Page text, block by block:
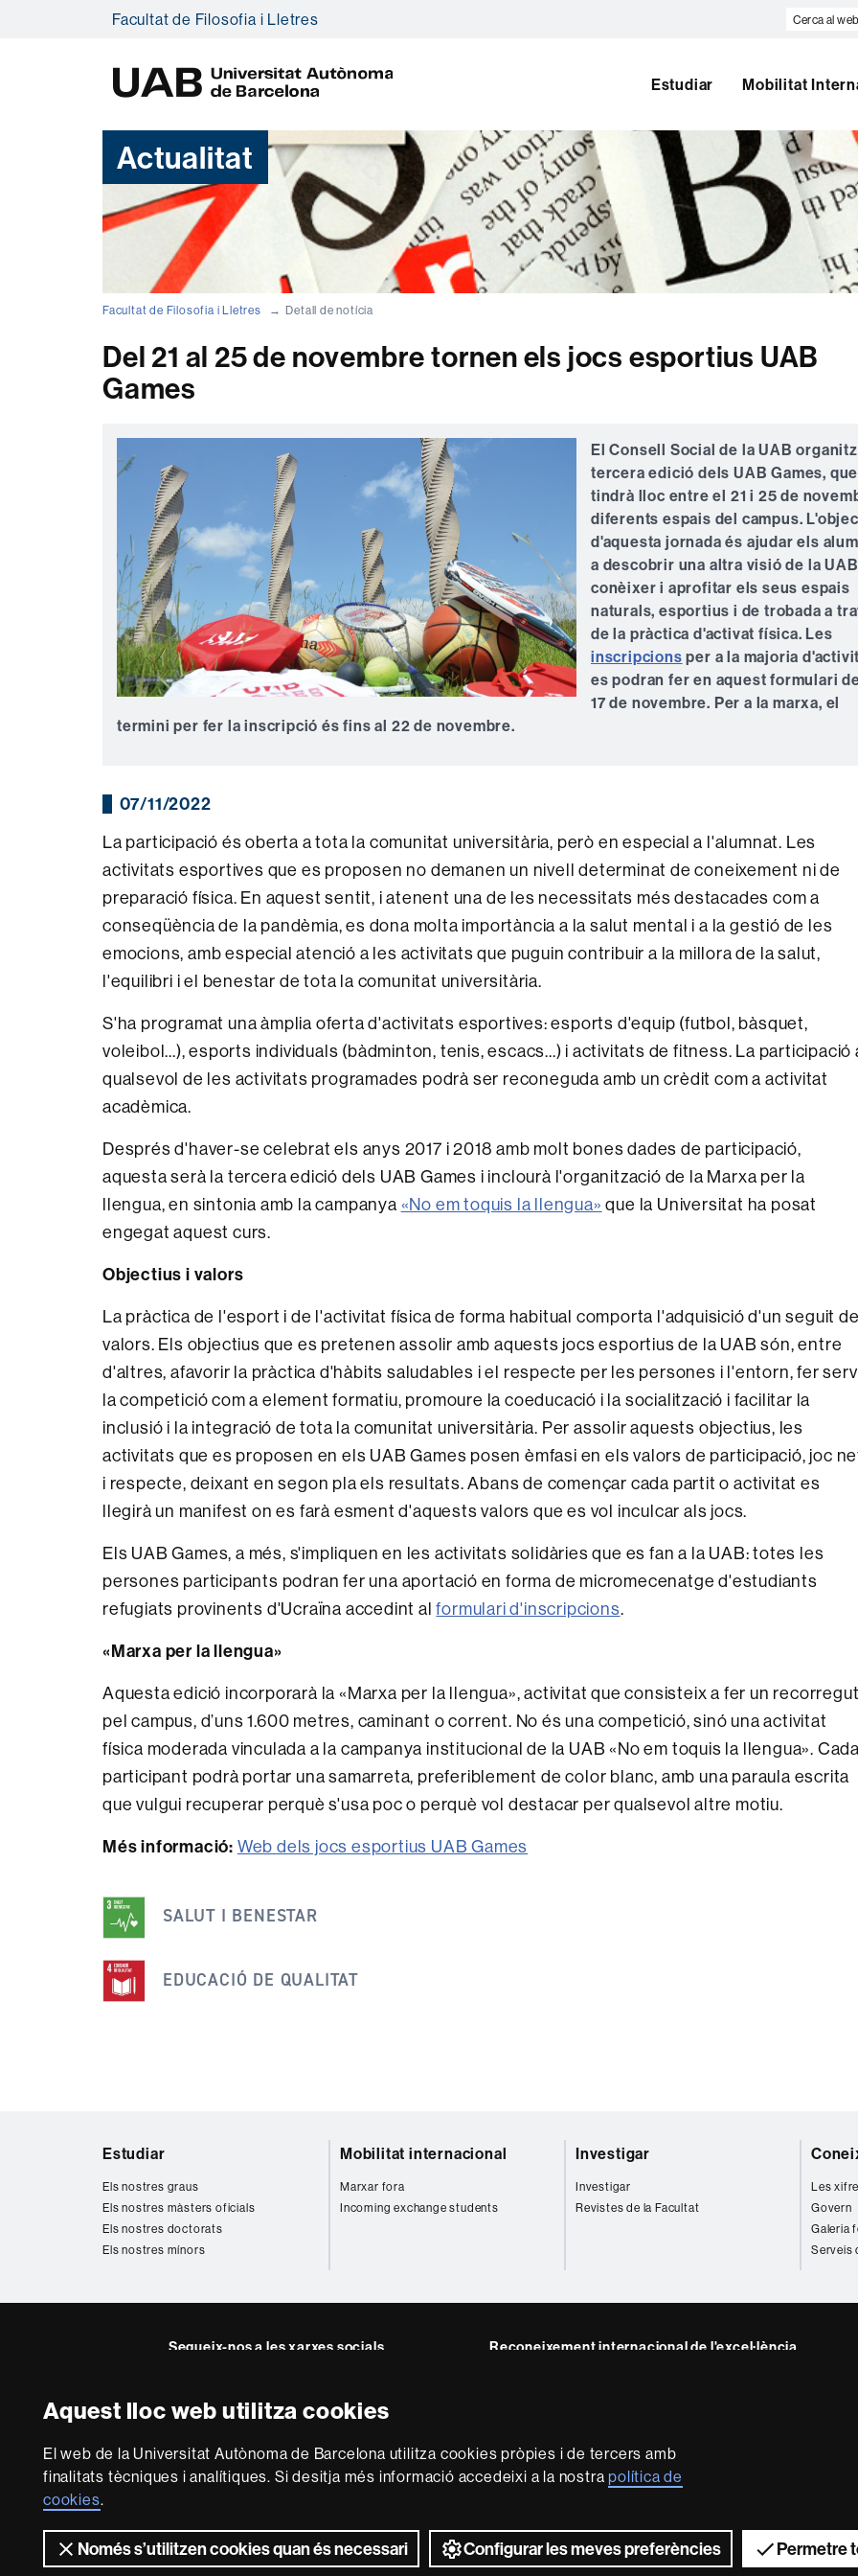
Aquest lloc web utilitza cookies
El web de la Universitat Autònoma de Barcelona utilitza cookies pròpies i de tercers amb
finalitats tècniques i analítiques. Si desitja més informació accedeixi a la nostrapolítica de
cookies.
Només s’utilitzen cookies quan és necessari Configurar les meves preferències Permetre
Facultat de Filosofia i Lletres
Cerca
A
Estudiar Mobilitat
Actualitat
Facultat de Filosofia i Lletres Detall de notícia
Del 21 al 25 de novembre tornen els jocs esportius UAB
Games
El Consell Social de la UAB
tercera edició dels UAB Games, que
tindrà lloc entre el 21 i 25 de
diferents espais del campus.
d'aquesta jornada és ajudar els
a descobrir una altra visió de la
conèixer i aprofitar els seus espais
naturals, esportius i de trobada a
de la pràctica d'activat física. Les
inscripcions per a la majoria
es podran fer en aquest formulari
17 de novembre. Per a la marxa, el
termini per fer la inscripció és fins al 22 de novembre.
07/11/2022
La participació és oberta a tota la comunitat universitària, però en especial a l'alumnat. Les
activitats esportives que es proposen no demanen un nivell determinat de coneixement ni de
preparació física. En aquest sentit, i atenent una de les necessitats més destacades com a
conseqüència de la pandèmia, es dona molta importància a la salut mental i a la gestió de les
emocions, amb especial atenció a les activitats que puguin contribuir a la millora de la salut,
l'equilibri i el benestar de tota la comunitat universitària.
S'ha programat una àmplia oferta d'activitats esportives: esports d'equip (futbol, bàsquet,
voleibol...), esports individuals (bàdminton, tenis, escacs...) i activitats de fitness. La participació
qualsevol de les activitats programades podrà ser reconeguda amb un crèdit com a activitat
acadèmica.
Després d'haver-se celebrat els anys 2017 i 2018 amb molt bones dades de participació,
aquesta serà la tercera edició dels UAB Games i inclourà l'organització de la Marxa per la
llengua, en sintonia amb la campanya «No em toquis la llengua» que la Universitat ha posat
engegat aquest curs.
Objectius i valors
La pràctica de l'esport i de l'activitat física de forma habitual comporta l'adquisició d'un seguit
valors. Els objectius que es pretenen assolir amb aquests jocs esportius de la UAB són, entre
d'altres, afavorir la pràctica d'hàbits saludables i el respecte per les persones i l'entorn, fer
la competició com a element formatiu, promoure la coeducació i la socialització i facilitar la
inclusió i la integració de tota la comunitat universitària. Per assolir aquests objectius, les
activitats que es proposen en els UAB Games posen èmfasi en els valors de participació, joc
i respecte, deixant en segon pla els resultats. Abans de començar cada partit o activitat es
llegirà un manifest on es farà esment d'aquests valors que es vol inculcar als jocs.
Els UAB Games, a més, s'impliquen en les activitats solidàries que es fan a la UAB: totes les
persones participants podran fer una aportació en forma de micromecenatge d'estudiants
refugiats provinents d'Ucraïna accedint alformulari d'inscripcions.
«Marxa per la llengua»
Aquesta edició incorporarà la «Marxa per la llengua», activitat que consisteix a fer un
pel campus, d’uns 1.600 metres, caminant o corrent. No és una competició, sinó una activitat
física moderada vinculada a la campanya institucional de la UAB «No em toquis la llengua».
participant podrà portar una samarreta, preferiblement de color blanc, amb una paraula escrita
que vulgui recuperar perquè s'usa poc o perquè vol destacar per qualsevol altre motiu.
Més informació: Web dels jocs esportius UAB Games
notícia
s'emmarca
dins
dels
SALUT I BENESTAR
EDUCACIÓ DE QUALITAT
Estudiar
Els nostres graus
Els nostres màsters oficials
Els nostres doctorats
Els nostres mínors
Mobilitat internacional
Marxar fora
Incoming exchange students
Investigar
Investigar
Revistes de la Facultat
Les
Govern
Galeria
Serveis
Segueix-nos a les xarxes socials
FFLFFLFFLFFLUAB
Reconeixement internacional de l'excel·lència
Sobre
aquest
web
2026 Universitat Autònoma de Barcelona